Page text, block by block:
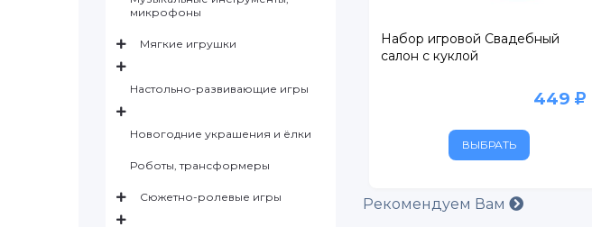
микрофоны
Мягкие игрушки
Настольно-развивающие игры
Новогодние украшения и ёлки
Роботы, трансформеры
Сюжетно-ролевые игры
Набор игровой Свадебный
салон с куклой
449
ВЫБРАТЬ
Рекомендуем Вам